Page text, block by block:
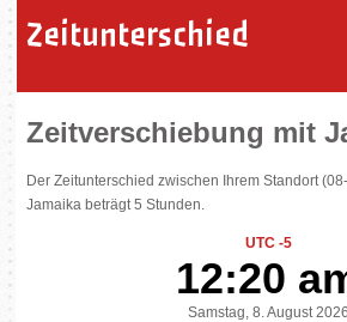
Zeitunterschied
Zeitverschiebung mit
Der Zeitunterschied zwischen Ihrem Standort
Jamaika beträgt 5 Stunden.
UTC -5
12:20
Samstag, 8. August 2026